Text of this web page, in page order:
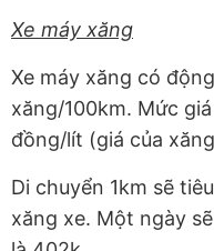
Xe máy xăng
Xe máy xăng có
xăng/100km. Mức
đồng/lít (giá của
Di chuyển 1km sẽ
xăng xe. Một ngày